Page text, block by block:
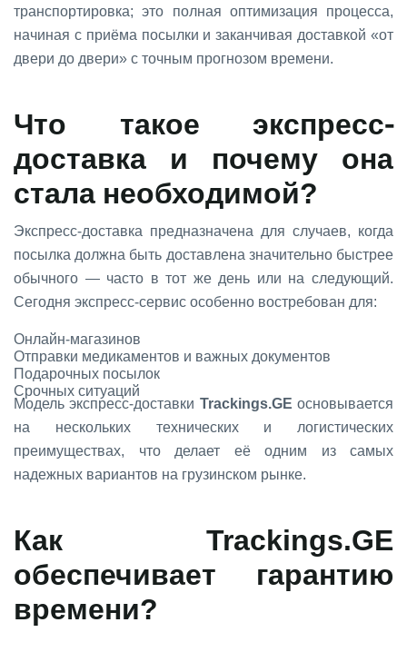
транспортировка; это полная оптимизация процесса,
начиная с приёма посылки и заканчивая доставкой «от
двери до двери» с точным прогнозом времени.
Что такое экспресс-
доставка и почему она
стала необходимой?
Экспресс-доставка предназначена для случаев, когда
посылка должна быть доставлена значительно быстрее
обычного — часто в тот же день или на следующий.
Сегодня экспресс-сервис особенно востребован для:
Онлайн-магазинов
Отправки медикаментов и важных документов
Подарочных посылок
Срочных ситуаций
Модель экспресс-доставки Trackings.GE основывается
на нескольких технических и логистических
преимуществах, что делает её одним из самых
надежных вариантов на грузинском рынке.
Как Trackings.GE
обеспечивает гарантию
времени?